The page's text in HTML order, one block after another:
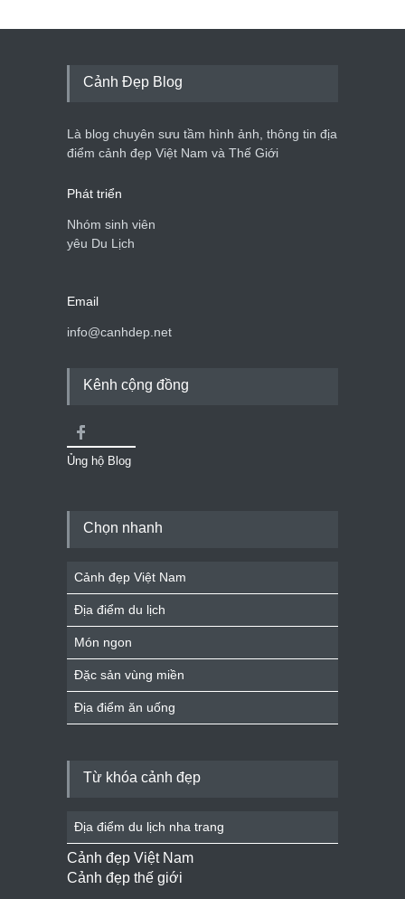
Tam giác mạch khoe sắc
du lịch quốc gia
Cảnh đẹp Việt Nam 24/04/2020
Cảnh Đẹp Blog
Là blog chuyên sưu tầm hình ảnh, thông tin địa
điểm cảnh đẹp Việt Nam và Thế Giới
Phát triển
Nhóm sinh viên
yêu Du Lịch
Email
info@canhdep.net
Kênh cộng đồng
Ủng hộ Blog
Chọn nhanh
Cảnh đẹp Việt Nam
Địa điểm du lịch
Món ngon
Đặc sản vùng miền
Địa điểm ăn uống
Từ khóa cảnh đẹp
Địa điểm du lịch nha trang
Cảnh đẹp Việt Nam
Cảnh đẹp thế giới